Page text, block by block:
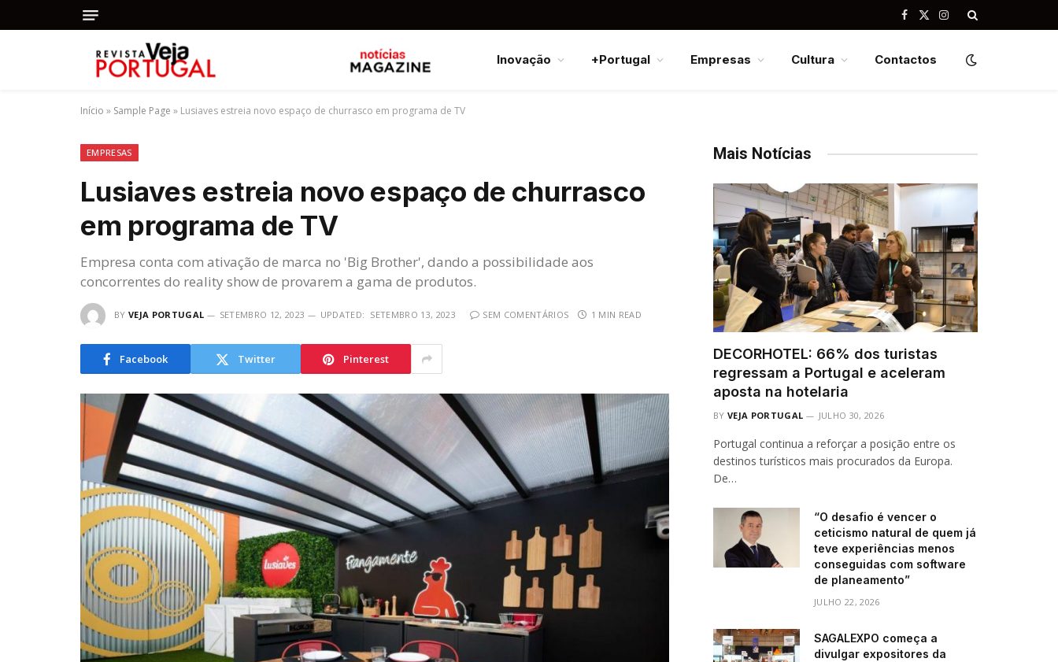
Facebook
X
Instagram
Inovação +Portugal Empresas Cultura Contactos
Início » Sample Page » Lusiaves estreia novo espaço de churrasco em programa de TV
EMPRESAS
Lusiaves estreia novo espaço de churrasco
em programa de TV
Empresa conta com ativação de marca no 'Big Brother', dando a possibilidade aos
concorrentes do reality show de provarem a gama de produtos.
BY VEJA PORTUGAL SETEMBRO 12, 2023 UPDATED: SETEMBRO 13, 2023 SEM COMENTÁRIOS 1 MIN READ
Facebook Twitter Pinterest
Mais Notícias
DECORHOTEL: 66% dos turistas
regressam a Portugal e aceleram
aposta na hotelaria
BY VEJA PORTUGAL JULHO 30, 2026
Portugal continua a reforçar a posição entre os
destinos turísticos mais procurados da Europa.
De…
“O desafio é vencer o
ceticismo natural de quem já
teve experiências menos
conseguidas com software
de planeamento”
JULHO 22, 2026
SAGALEXPO começa a
divulgar expositores da